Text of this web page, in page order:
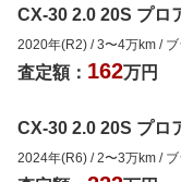
CX-30 2.0 20S プロ
2020年(R2) /3〜4万km /
査定額： 162万円
CX-30 2.0 20S プロ
2024年(R6) /2〜3万km /